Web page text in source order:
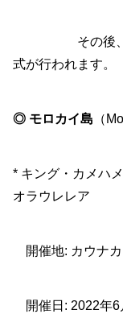
その後、ラハ
式が行われます。
◎ モロカイ島 （
* キング・カメハ
オラウレレア
開催地: カウナカ
開催日: 2022年6